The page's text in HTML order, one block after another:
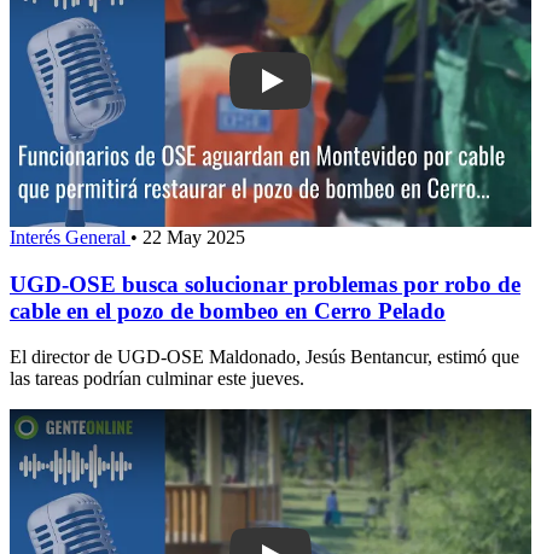
Play: UGD-OSE busca solucionar
Interés General • 22 May 2025
UGD-OSE busca solucionar problemas por robo de
cable en el pozo de bombeo en Cerro Pelado
El director de UGD-OSE Maldonado, Jesús Bentancur, estimó que
las tareas podrían culminar este jueves.